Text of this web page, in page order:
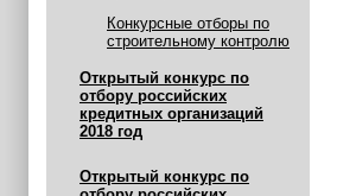
Конкурсные отборы по
строительному контролю
Открытый конкурс по
отбору российских
кредитных организаций
2018 год
Открытый конкурс по